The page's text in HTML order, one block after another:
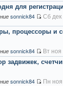
для
sonnick84 Сб дек
процессоры и
sonnick84 Вт
задвижек,
sonnick84 Пн